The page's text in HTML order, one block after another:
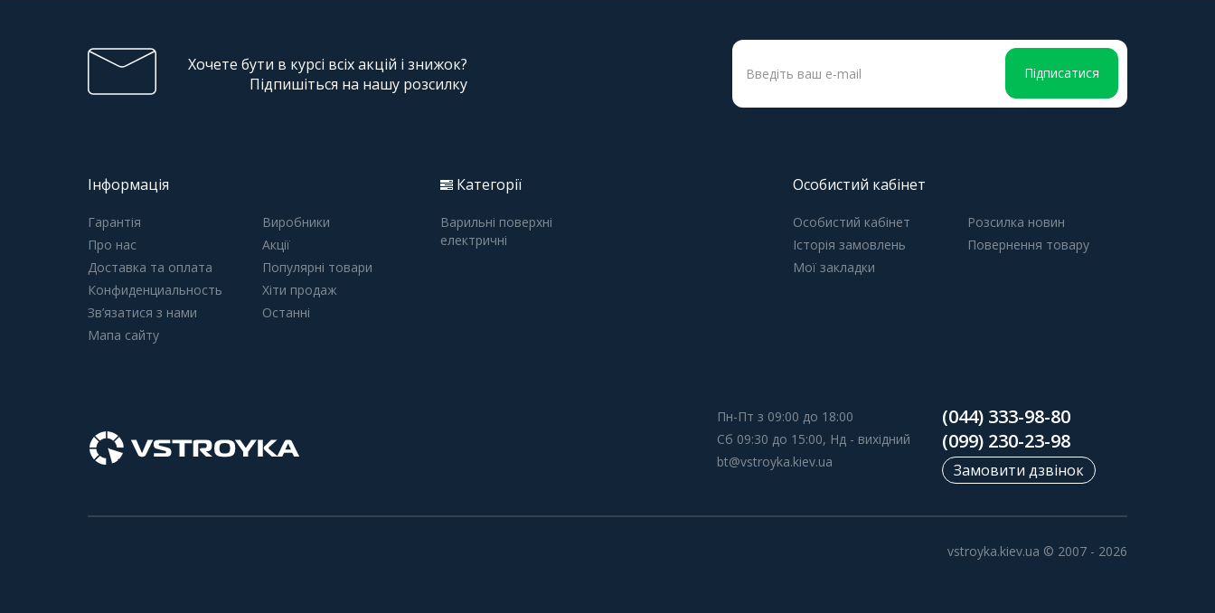
Хочете бути в курсі всіх акцій і знижок?
Підпишіться на нашу розсилку
Підписатися
Інформація
Гарантія
Про нас
Доставка та оплата
Конфиденциальность
Зв’язатися з нами
Мапа сайту
Виробники
Акції
Популярні товари
Хіти продаж
Останні
Категорії
Варильні поверхні
електричні
Особистий кабінет
Особистий кабінет
Історія замовлень
Мої закладки
Розсилка новин
Повернення товару
Пн-Пт з 09:00 до 18:00
Сб 09:30 до 15:00, Нд - вихідний
bt@vstroyka.kiev.ua
(044) 333-98-80
(099) 230-23-98
Замовити дзвінок
vstroyka.kiev.ua © 2007 - 2026